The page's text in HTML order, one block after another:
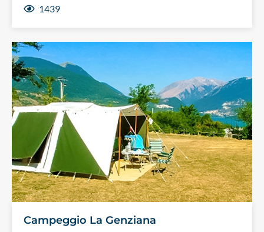
1439
Campeggio La Genziana